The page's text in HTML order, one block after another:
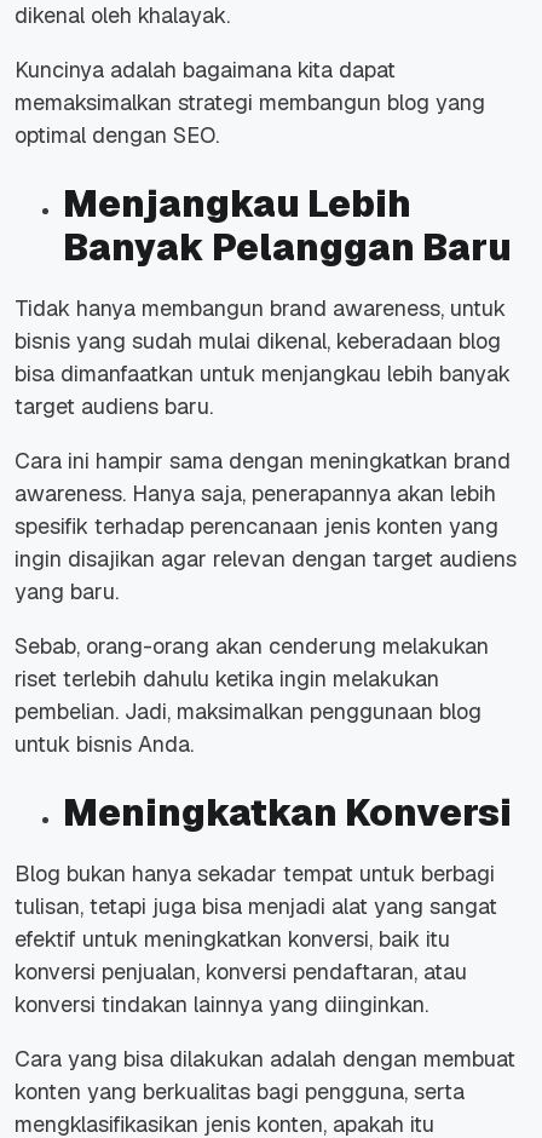
dikenal oleh khalayak.
Kuncinya adalah bagaimana kita dapat
memaksimalkan strategi membangun blog yang
optimal dengan SEO.
Menjangkau Lebih
Banyak Pelanggan Baru
Tidak hanya membangun brand awareness, untuk
bisnis yang sudah mulai dikenal, keberadaan blog
bisa dimanfaatkan untuk menjangkau lebih banyak
target audiens baru.
Cara ini hampir sama dengan meningkatkan brand
awareness. Hanya saja, penerapannya akan lebih
spesifik terhadap perencanaan jenis konten yang
ingin disajikan agar relevan dengan target audiens
yang baru.
Sebab, orang-orang akan cenderung melakukan
riset terlebih dahulu ketika ingin melakukan
pembelian. Jadi, maksimalkan penggunaan blog
untuk bisnis Anda.
Meningkatkan Konversi
Blog bukan hanya sekadar tempat untuk berbagi
tulisan, tetapi juga bisa menjadi alat yang sangat
efektif untuk meningkatkan konversi, baik itu
konversi penjualan, konversi pendaftaran, atau
konversi tindakan lainnya yang diinginkan.
Cara yang bisa dilakukan adalah dengan membuat
konten yang berkualitas bagi pengguna, serta
mengklasifikasikan jenis konten, apakah itu